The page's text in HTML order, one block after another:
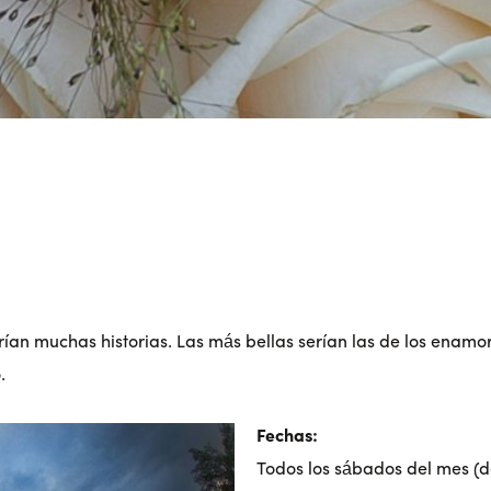
muchas historias. Las más bellas serían las de los
Fechas:
Todos los sábados del mes